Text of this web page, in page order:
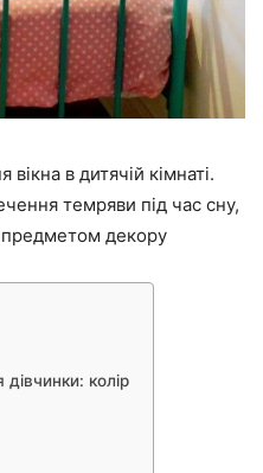
в дитячій кімнаті.
темряви під час сну,
декору
колір